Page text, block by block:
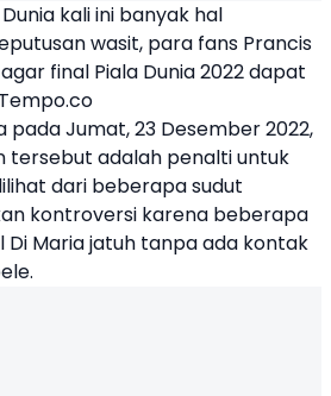
kali ini banyak hal
wasit, para fans Prancis
final Piala Dunia 2022 dapat
Jumat, 23 Desember 2022,
tersebut adalah penalti untuk
dari beberapa sudut
kontroversi karena beberapa
Di Maria jatuh tanpa ada kontak